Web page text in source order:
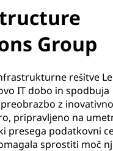
Group
rešitve
IT dobo in spodbuja
z
pripravljeno na
presega podatkovni
sprostiti moč